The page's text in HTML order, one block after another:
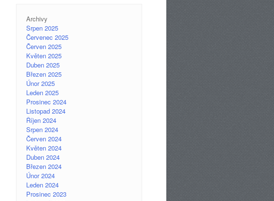
Archivy
Srpen 2025
Červenec 2025
Červen 2025
Květen 2025
Duben 2025
Březen 2025
Únor 2025
Leden 2025
Prosinec 2024
Listopad 2024
Říjen 2024
Srpen 2024
Červen 2024
Květen 2024
Duben 2024
Březen 2024
Únor 2024
Leden 2024
Prosinec 2023